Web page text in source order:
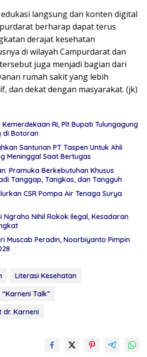
langsung dan konten digital
berharap dapat terus
derajat kesehatan
di wilayah Campurdarat dan
juga menjadi bagian dari
rumah sakit yang lebih
dan dekat dengan masyarakat. (jk)
Kemerdekaan RI, Plt Bupati Tulungagung
di Botoran
Santunan PT Taspen Untuk Ahli
Meninggal Saat Bertugas
Pramuka Berkebutuhan Khusus
Tanggap, Tangkas, dan Tangguh
CSR Pompa Air Tenaga Surya
Ngraho Nihil Rokok Ilegal, Kesadaran
Muscab Peradin, Noorbiyanto Pimpin
Literasi Kesehatan
Talk”
dr. Karneni